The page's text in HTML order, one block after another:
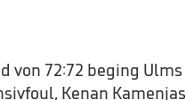
von 72:72 beging Ulms
Kenan Kamenjas